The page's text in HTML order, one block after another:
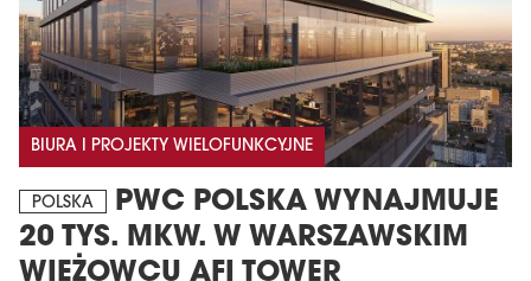
BIURA I PROJEKTY WIELOFUNKCYJNE
POLSKA
PWC POLSKA WYNAJMUJE
20 TYS. MKW. W WARSZAWSKIM
WIEŻOWCU AFI TOWER